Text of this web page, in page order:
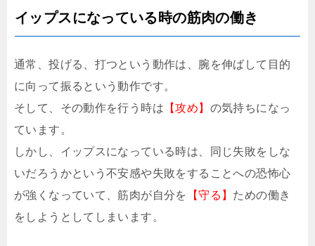
イップスになっている時の筋肉の働き
通常、投げる、打つという動作は、腕を伸ばして目的
に向って振るという動作です。
そして、その動作を行う時は 【攻め】 の気持ちになっ
ています。
しかし、イップスになっている時は、同じ失敗をしな
いだろうかという不安感や失敗をすることへの恐怖心
が強くなっていて、筋肉が自分を
【守る】 ための働き
をしようとしてしまいます。